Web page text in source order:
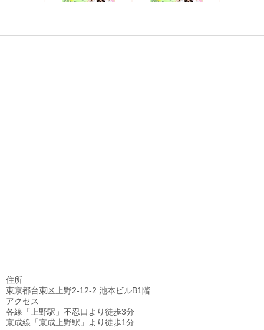
住所
東京都台東区上野2-12-2 池本ビルB1階
アクセス
各線「上野駅」不忍口より徒歩3分
京成線「京成上野駅」より徒歩1分